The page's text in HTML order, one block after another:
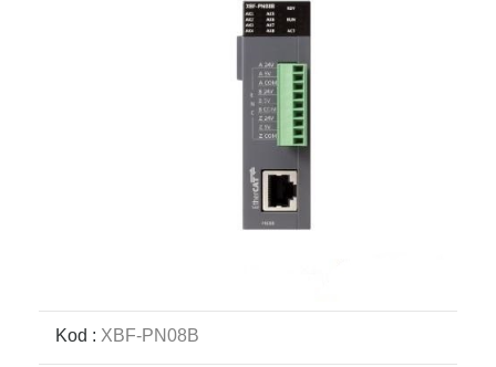
Kod : XBF-PN08B